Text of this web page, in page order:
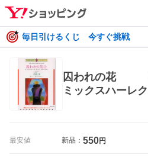
毎日引けるくじ 今すぐ挑戦
囚われの花 ２
ミックスハーレ
最安値 新品： 550円